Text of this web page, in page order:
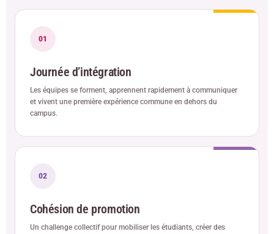
01
Journée d’intégration
Les équipes se forment, apprennent rapidement à communiquer
et vivent une première expérience commune en dehors du
campus.
02
Cohésion de promotion
Un challenge collectif pour mobiliser les étudiants, créer des